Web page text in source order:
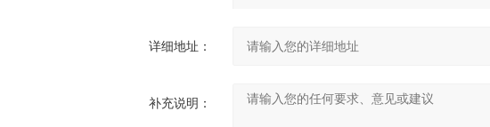
详细地址：
补充说明：